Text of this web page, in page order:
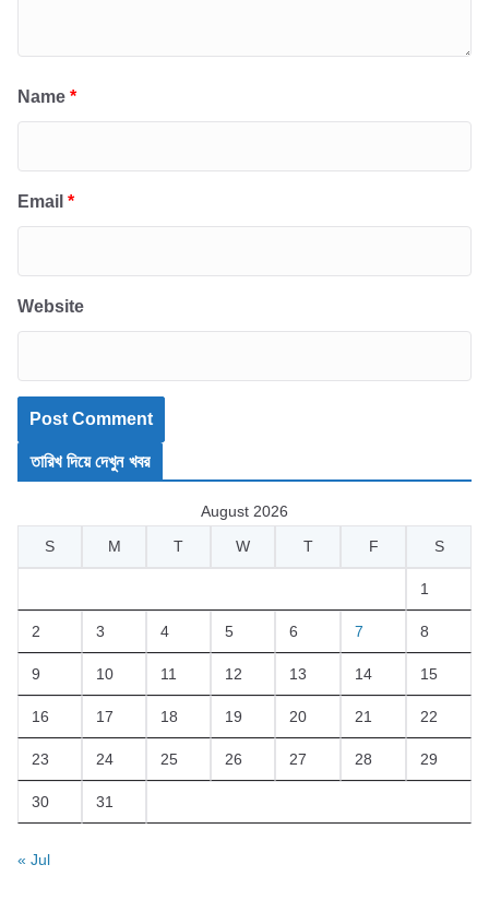
Name *
Email *
Website
তারিখ দিয়ে দেখুন খবর
August 2026
S
M T W T F S
1
2 3 4 5 6 7 8
9 10 11 12 13 14 15
16 17 18 19 20 21 22
23 24 25 26 27 28 29
30 31
« Jul